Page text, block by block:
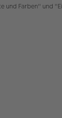
und Farben" und